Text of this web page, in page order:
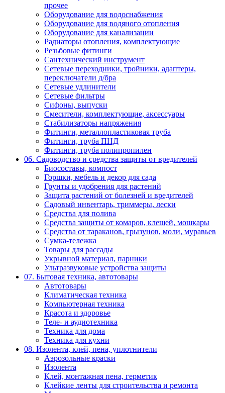
прочее
Оборудование для водоснабжения
Оборудование для водяного отопления
Оборудование для канализации
Радиаторы отопления, комплектующие
Резьбовые фитинги
Сантехнический инструмент
Сетевые переходники, тройники, адаптеры,
переключатели д/бра
Сетевые удлинители
Сетевые фильтры
Сифоны, выпуски
Смесители, комплектующие, аксессуары
Стабилизаторы напряжения
Фитинги, металлопластиковая труба
Фитинги, труба ПНД
Фитинги, труба полипропилен
06. Садоводство и средства защиты от вредителей
Биосоставы, компост
Горшки, мебель и декор для сада
Грунты и удобрения для растений
Защита растений от болезней и вредителей
Садовый инвентарь, триммеры, лески
Средства для полива
Средства защиты от комаров, клещей, мошкары
Средства от тараканов, грызунов, моли, муравьев
Сумка-тележка
Товары для рассады
Укрывной материал, парники
Ультразвуковые устройства защиты
07. Бытовая техника, автотовары
Автотовары
Климатическая техника
Компьютерная техника
Красота и здоровье
Теле- и аудиотехника
Техника для дома
Техника для кухни
08. Изолента, клей, пена, уплотнители
Аэрозольные краски
Изолента
Клей, монтажная пена, герметик
Клейкие ленты для строительства и ремонта